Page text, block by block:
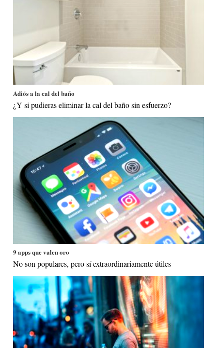
Adiós a la cal del baño
¿Y si pudieras eliminar la cal del baño sin esfuerzo?
9 apps que valen oro
No son populares, pero sí extraordinariamente útiles